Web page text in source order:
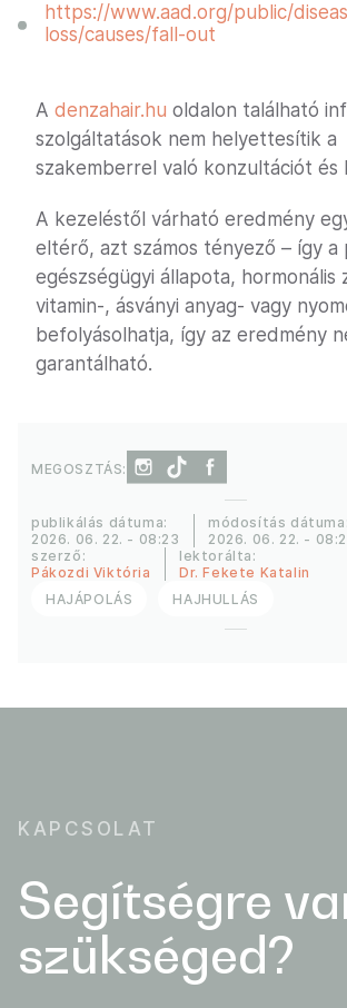
https://www.aad.org/public/
loss/causes/fall-out
A denzahair.hu oldalon található
szolgáltatások nem helyettesítik a
szakemberrel való konzultációt és
A kezeléstől várható eredmény
eltérő, azt számos tényező – így a
egészségügyi állapota, hormonális
vitamin-, ásványi anyag- vagy
befolyásolhatja, így az eredmény
garantálható.
publikálás dátuma:
2026. 06. 22. - 08:23
módosítás dátuma:
2026. 06. 22. -
szerző:
Pákozdi Viktória
lektorálta:
Dr. Fekete Katalin
HAJÁPOLÁS
HAJHULLÁS
MEGOSZTÁS:
KAPCSOLAT
Segítségre
szükséged?